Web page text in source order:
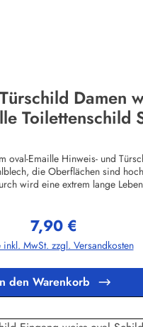
Damen
Toilettenschild
oval-Emaille Hinweis- und
die Oberflächen sind
wird eine extrem lange
nur lose angezogen werden,
kann-Die Emailleschilder
gefertigt werdenHier geht's
Bini
e.K.Meddenwarf 1a22457
Hamburginfo@buddel.de
Regulärer Preis:
7,90 €
inkl. MwSt. zzgl. Versandkosten
den Warenkorb